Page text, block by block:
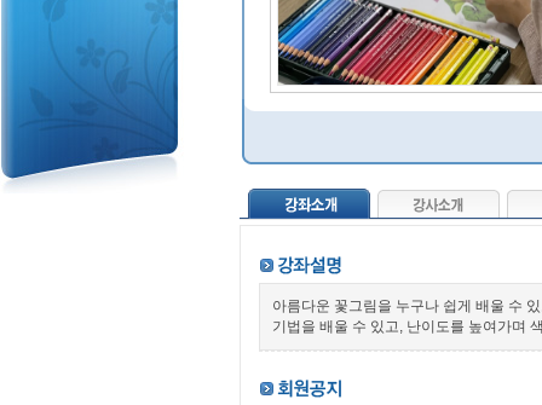
아름다운 꽃그림을 누구나 쉽게 배울 수
기법을 배울 수 있고, 난이도를 높여가며